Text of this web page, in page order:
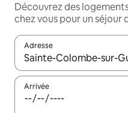
Découvrez des
chez vous pour un séjour
Adresse
Lorsque les résultats
Arrivée